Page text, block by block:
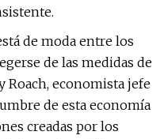
de moda entre los
de las medidas de
Roach, economista jefe
de esta economía
creadas por los